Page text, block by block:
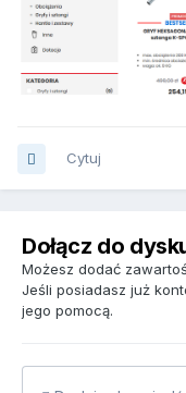
Cytuj
Dołącz do
Możesz dodać
Jeśli posiadasz już
jego pomocą.